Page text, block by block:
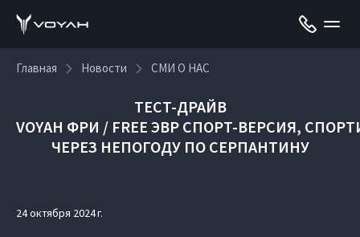
Главная Новости СМИ О НАС
ТЕСТ-ДРАЙВ
VOYAH ФРИ / FREE ЭВР СПОРТ-ВЕРСИЯ,
ЧЕРЕЗ НЕПОГОДУ ПО СЕРПАНТИНУ
24 октября 2024 г.